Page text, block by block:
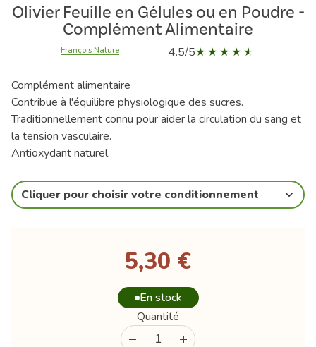
Olivier Feuille en Gélules ou en Poudre -
Complément Alimentaire
François Nature 4.5/5
Complément alimentaire
Contribue à l'équilibre physiologique des sucres.
Traditionnellement connu pour aider la circulation du sang et
la tension vasculaire.
Antioxydant naturel.
Cliquer pour choisir votre conditionnement
5,30 €
En stock
Quantité